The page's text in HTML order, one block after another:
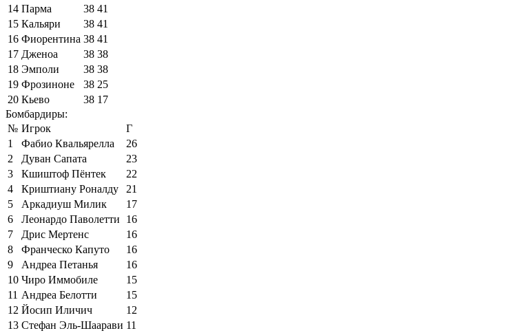
14 Парма 38 41
15 Кальяри 38 41
16 Фиорентина 38 41
17 Дженоа 38 38
18 Эмполи 38 38
19 Фрозиноне 38 25
20 Кьево 38 17
Бомбардиры:
№ Игрок
Г
1
Фабио Квальярелла
26
2
Дуван Сапата
23
3
Кшиштоф Пёнтек
22
4
Криштиану Роналду
21
5
Аркадиуш Милик
17
6
Леонардо Паволетти
16
7
Дрис Мертенс
16
8
Франческо Капуто
16
9
Андреа Петанья
16
10 Чиро Иммобиле
15
11 Андреа Белотти
15
12 Йосип Иличич
12
13 Стефан Эль-Шаарави 11